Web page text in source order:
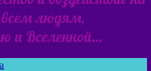
всем людям,
и Вселенной…